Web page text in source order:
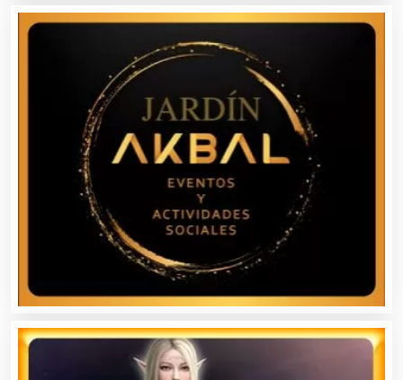
Autopartes Eléctricas
Avaluos
Balnearios
Bancos
Bares y Cantinas